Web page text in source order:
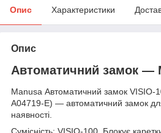
Опис Характеристики
Опис
Автоматичний замок —
Manusa Автоматичний замок VISIO-
A04719-E) — автоматичний замок
наявності.